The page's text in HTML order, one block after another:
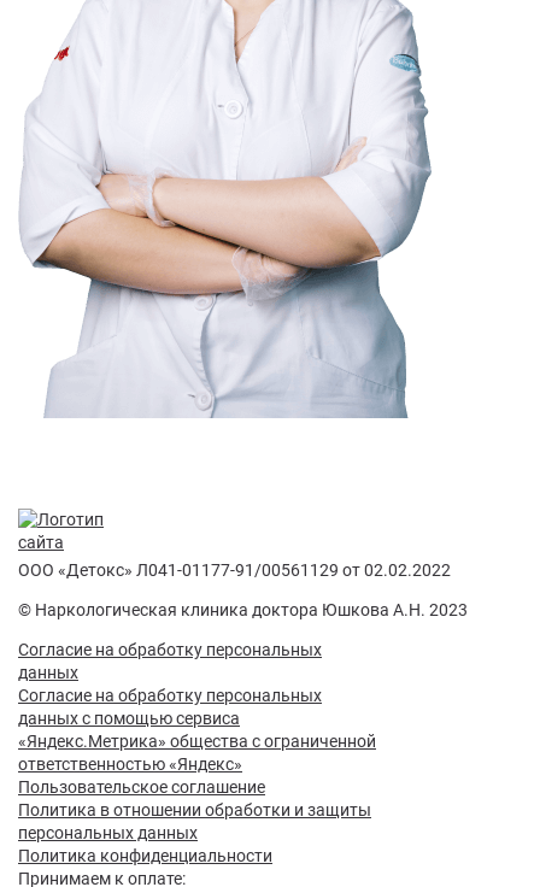
ООО «Детокс» Л041-01177-91/00561129 от 02.02.2022
© Наркологическая клиника доктора Юшкова А.Н. 2023
Согласие на обработку персональных
данных
Согласие на обработку персональных
данных с помощью сервиса
«Яндекс.Метрика» общества с ограниченной
ответственностью «Яндекс»
Пользовательское соглашение
Политика в отношении обработки и защиты
персональных данных
Политика конфиденциальности
Принимаем к оплате: